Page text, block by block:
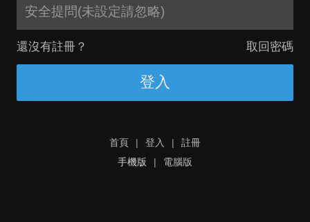
安全提問(未設定請忽略)
還沒有註冊？ 取回密碼
登入
首頁 | 登入 |
註冊
手機版
| 電腦版